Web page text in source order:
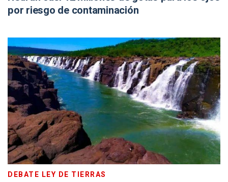
por riesgo de contaminación
DEBATE LEY DE TIERRAS